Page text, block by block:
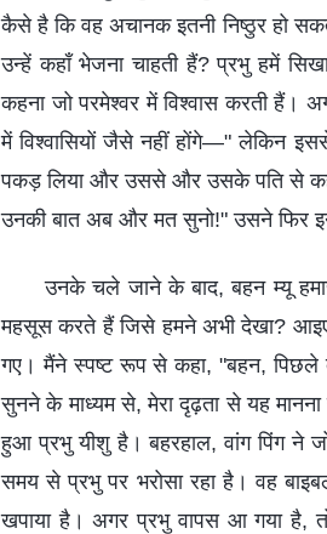
कैसे है कि वह अचानक इतनी निष्ठुर हो
उन्हें कहाँ भेजना चाहती हैं? प्रभु हमें
कहना जो परमेश्वर में विश्वास करती हैं।
में विश्वासियों जैसे नहीं होंगे—" लेकिन
पकड़ लिया और उससे और उसके पति से कहा,
उनकी बात अब और मत सुनो!" उसने फिर
उनके चले जाने के बाद, बहन म्यू
महसूस करते हैं जिसे हमने अभी देखा?
गए। मैंने स्पष्ट रूप से कहा, "बहन, पिछले
सुनने के माध्यम से, मेरा दृढ़ता से यह
हुआ प्रभु यीशु है। बहरहाल, वांग पिंग ने
समय से प्रभु पर भरोसा रहा है। वह
खपाया है। अगर प्रभु वापस आ गया है,